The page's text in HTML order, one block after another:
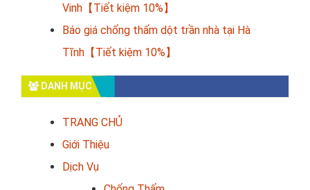
Vinh【Tiết kiệm 10%】
Báo giá chống thấm dột trần nhà tại Hà
Tĩnh【Tiết kiệm 10%】
DANH MỤC
TRANG CHỦ
Giới Thiệu
Dịch Vụ